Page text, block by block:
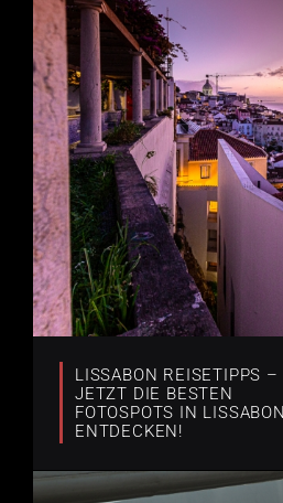
LISSABON REISETIPPS –
JETZT DIE BESTEN
FOTOSPOTS IN LISSABON
ENTDECKEN!